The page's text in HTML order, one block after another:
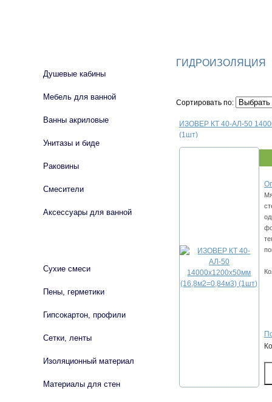
ГИДРОИЗОЛЯЦИЯ
Сортировать по:
ИЗОВЕР КТ 40-АЛ-50
(1шт)
Душевые кабины
Мебель для ванной
Ванны акриловые
Унитазы и биде
Раковины
Смесители
Аксессуары для ванной
Сухие смеси
Пены, герметики
Гипсокартон, профили
Сетки, ленты
Изоляционный материал
Материалы для стен